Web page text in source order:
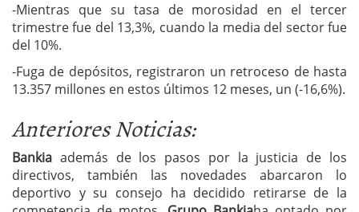
-Mientras que su tasa de morosidad en el tercer
trimestre fue del 13,3%, cuando la media del sector fue
del 10%.
-Fuga de depósitos, registraron un retroceso de hasta
13.357 millones en estos últimos 12 meses, un (-16,6%).
Anteriores Noticias:
Bankia además de los pasos por la justicia de los
directivos, también las novedades abarcaron lo
deportivo y su consejo ha decidido retirarse de la